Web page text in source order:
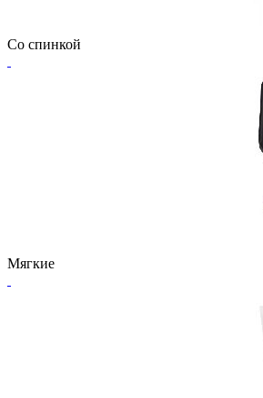
Со спинкой
Мягкие